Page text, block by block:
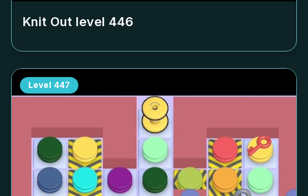
Knit Out level 446
Level 447